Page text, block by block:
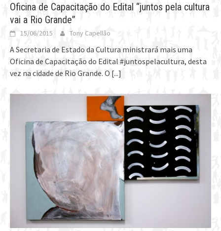
Oficina de Capacitação do Edital “‪‎juntos pela cultura‬
vai a Rio Grande”
15/06/2015 Tony Capellão
A Secretaria de Estado da Cultura ministrará mais uma
Oficina de Capacitação do Edital #juntospelacultura, desta
vez na cidade de Rio Grande. O [...]